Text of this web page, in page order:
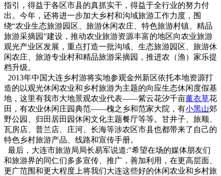
指引，得益于各区市县的真抓实干，得益于全行业的努力付
出。今年，还将进一步加大乡村和沟域旅游工作力度，围
绕“农业生态旅游园区、旅游休闲农庄、特色旅游村镇、精品
旅游采摘园”建设，推动农业旅游资源丰富的地区向农业旅游
观光产业区发展，重点打造一批沟域、生态旅游园区、旅游休
闲农庄、旅游专业村和精品旅游采摘园，推进农（渔）家乐提
档升级。
2013年中国大连乡村游将实地参观金州新区依托本地资源打
造的以观光休闲农业和乡村旅游为主题的向应生态休闲度假基
地，这里有我市大地景观农业代表——紫云花汐千亩薰衣草花
田，有农业休闲庄园典范——槐之乡和范家大院，有小黑山郊
野公园、归田居田园休闲文化主题餐厅等等。甘井子、旅顺、
瓦房店、普兰店、庄河、长海等涉农区市县也都带来了自己的
特色乡村旅游产品、线路和宣传手册。
最后，大连市旅游局局长易军说道:"希望在场的媒体朋友们
和旅游界的同仁们多多宣传、推广，善加利用，在更高层面、
更广范围和更大程度上将我们大连这些好的休闲农业和乡村旅